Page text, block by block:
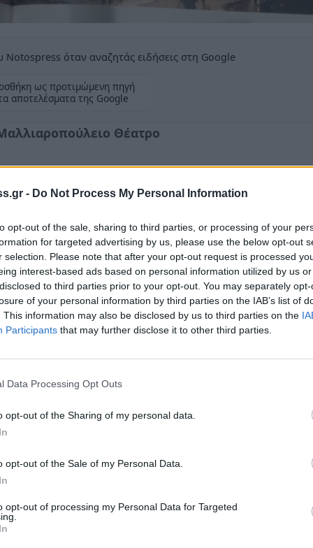
- Do Not Process My Personal Information
opt-out of the sale, sharing to third parties, or processing of your
for targeted advertising by us, please use the below opt-out
selection. Please note that after your opt-out request is processed
interest-based ads based on personal information utilized by us
to third parties prior to your opt-out. You may separately
of your personal information by third parties on the IAB’s list of
This information may also be disclosed by us to third parties on the
Participants that may further disclose it to other third parties.
Data Processing Opt Outs
opt-out of the Sharing of my personal data.
opt-out of the Sale of my Personal Data.
opt-out of processing my Personal Data for Targeted
όταν αναζητάς ειδήσεις στη Google
ως προτιμώμενη πηγή
αποτελέσματα της Google
Θέατρο
Τζιούμης και το Δημοτικό Συμβούλιο
τόμου «Η Αρκαδία των
ώρα 20:00 στηνΤρίπολη, στο
Νεάπολις Πάφου
Πελοποννήσου και
Κασσαβέτης, ερευνητής,
Νεάπολις Πάφου
Βίκυ Φλέσσα.
και μάθετε πρώτοι